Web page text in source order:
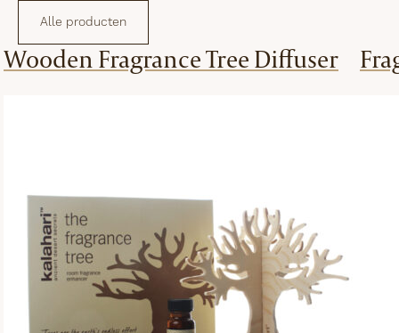
Alle producten
Wooden Fragrance Tree Diffuser